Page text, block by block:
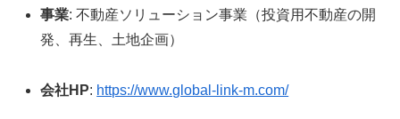
事業: 不動産ソリューション事業（投資用不動産の開
発、再生、土地企画）
会社HP: https://www.global-link-m.com/